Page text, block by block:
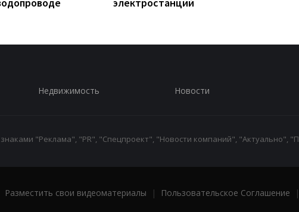
Недвижимость Новости
"Реклама", "PR", "Спецпроект", "Новости компаний", "Актуально",
Разместить свои видеоматериалы | Пользовательское Соглашение |